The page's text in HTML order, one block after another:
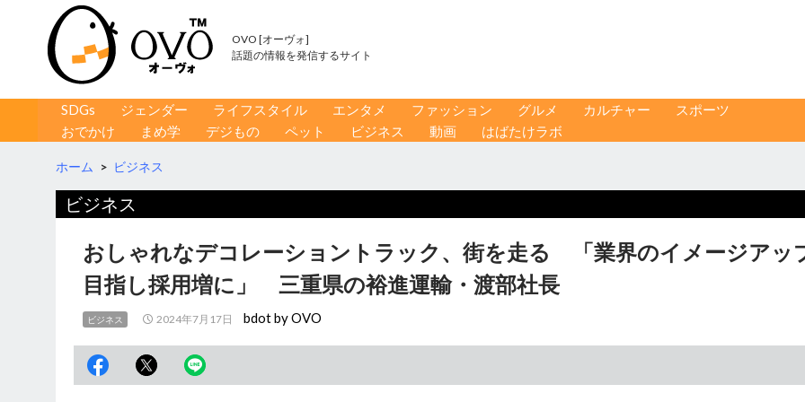
OVO [オーヴォ]
話題の情報を発信するサイト
コンテンツへ移動
SDGs ジェンダー ライフスタイル エンタメ ファッション グルメ カルチャー
スポーツ
おでかけ
まめ学 デジもの ペット ビジネス 動画 はばたけラボ
ホーム > ビジネス
ビジネス
おしゃれなデコレーショントラック、街を走る 「業界のイメージアッ
目指し採用増に」 三重県の裕進運輸・渡部社長
ビジネス 2024年7月17日 bdot by OVO